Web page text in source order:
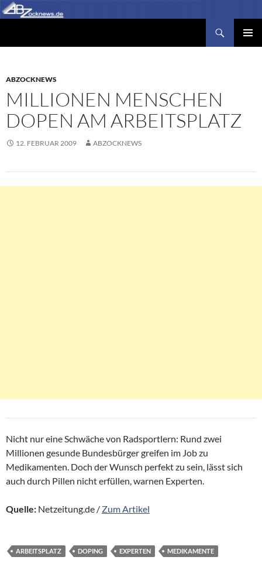
Zum
Inhalt
ABZOCKNEWS
MILLIONEN MENSCHEN
DOPEN AM ARBEITSPLATZ
12. FEBRUAR 2009 ABZOCKNEWS
Nicht nur eine Schwäche von Radsportlern: Rund zwei
Millionen gesunde Bundesbürger greifen im Job zu
Medikamenten. Doch der Wunsch perfekt zu sein, lässt sich
auch durch Pillen nicht erfüllen, warnen Experten.
Quelle: Netzeitung.de / Zum Artikel
ARBEITSPLATZ DOPING EXPERTEN MEDIKAMENTE